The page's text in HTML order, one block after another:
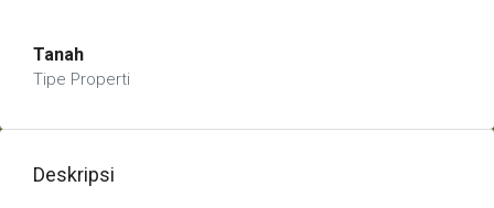
Tanah
Tipe Properti
Deskripsi